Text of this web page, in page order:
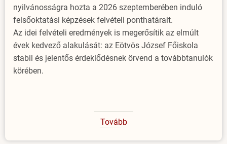
nyilvánosságra hozta a 2026 szeptemberében induló
felsőoktatási képzések felvételi ponthatárait.
Az idei felvételi eredmények is megerősítik az elmúlt
évek kedvező alakulását: az Eötvös József Főiskola
stabil és jelentős érdeklődésnek örvend a továbbtanulók
körében.
Tovább(Idén